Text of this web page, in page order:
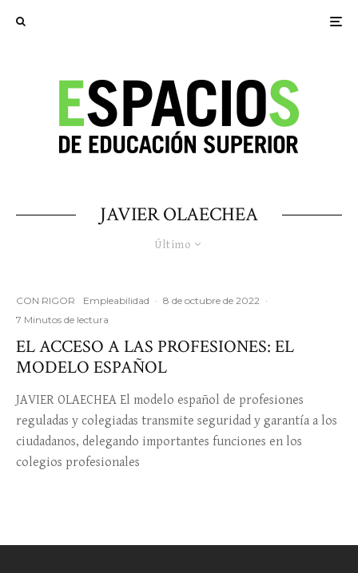
JAVIER OLAECHEA
Último
CON RIGOR Empleabilidad · 8 de octubre de 2022 ·
7 Minutos de lectura
EL ACCESO A LAS PROFESIONES: EL
MODELO ESPAÑOL
JAVIER OLAECHEA El modelo español de profesiones
reguladas y colegiadas transmite seguridad y garantía a los
ciudadanos, delegando importantes funciones en los
colegios profesionales